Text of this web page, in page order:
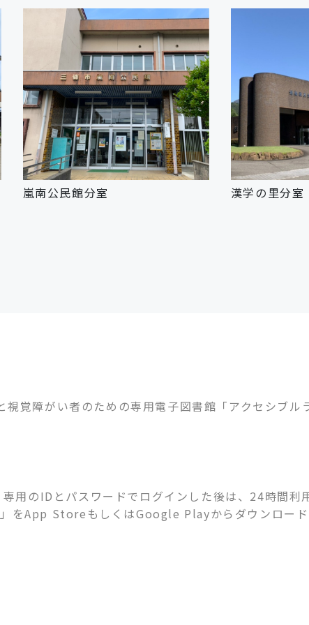
嵐南公民館分室 漢学の里分室
障がい者のための専用電子図書館「アクセシブル
用のIDとパスワードでログインした後は、24時間利
をApp StoreもしくはGoogle Playからダウンロー